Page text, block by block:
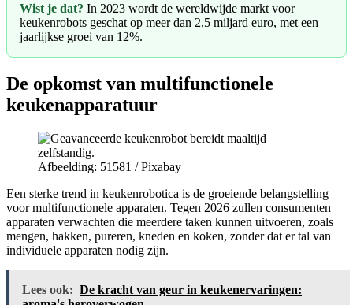
Wist je dat? In 2023 wordt de wereldwijde markt voor
keukenrobots geschat op meer dan 2,5 miljard euro, met een
jaarlijkse groei van 12%.
De opkomst van multifunctionele
keukenapparatuur
Afbeelding: 51581 / Pixabay
Een sterke trend in keukenrobotica is de groeiende belangstelling
voor multifunctionele apparaten. Tegen 2026 zullen consumenten
apparaten verwachten die meerdere taken kunnen uitvoeren, zoals
mengen, hakken, pureren, kneden en koken, zonder dat er tal van
individuele apparaten nodig zijn.
Lees ook: De kracht van geur in keukenervaringen: